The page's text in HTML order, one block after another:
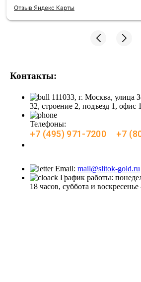
Отзыв Яндекс Карты
Контакты:
111033, г. Москва, улица
32, строение 2, подъезд 1,
Телефоны:
+7 (495) 971-7200 +7
Email: mail@slitok-gold.ru
График работы:
18 часов, суббота и